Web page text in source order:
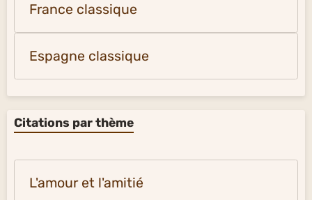
France classique
Espagne classique
Citations par thème
L'amour et l'amitié